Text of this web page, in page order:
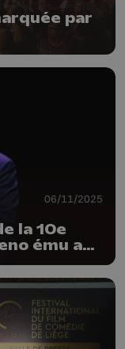
par
06/11/2025
la 10e
ému aux